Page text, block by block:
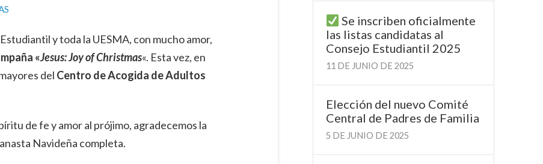
y toda la UESMA, con mucho amor,
«Jesus: Joy of Christmas«. Esta vez, en
del Centro de Acogida de Adultos
de fe y amor al prójimo, agradecemos la
Navideña completa.
Se inscriben oficialmente
las listas candidatas al
Consejo Estudiantil 2025
11 DE JUNIO DE 2025
Elección del nuevo Comité
Central de Padres de Familia
5 DE JUNIO DE 2025